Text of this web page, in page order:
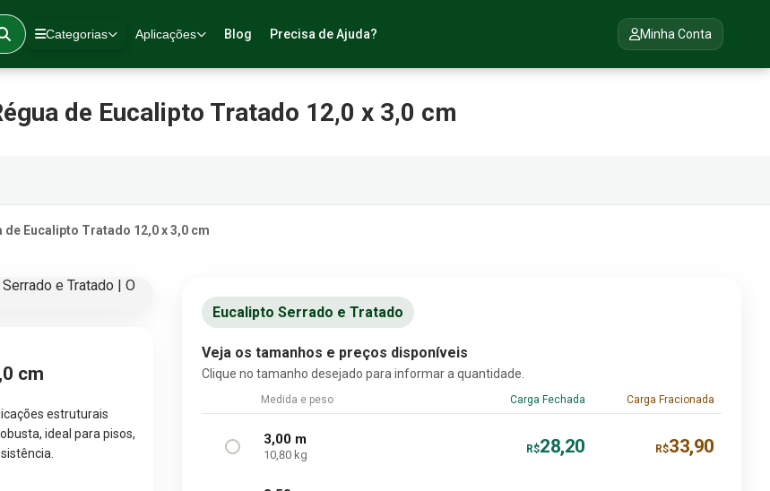
Categorias Aplicações Blog Precisa de Ajuda? Minha Conta
de Eucalipto Tratado 12,0 x 3,0 cm
de Eucalipto Tratado 12,0 x 3,0 cm
cm
estruturais
ideal para pisos,
Eucalipto Serrado e Tratado
Veja os tamanhos e preços disponíveis
Clique no tamanho desejado para informar a quantidade.
Medida e peso Carga Fechada Carga Fracionada
3,00 m
10,80 kg R$28,20 R$33,90